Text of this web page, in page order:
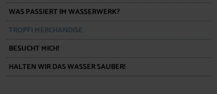
WAS PASSIERT IM WASSERWERK?
TROPFI MERCHANDISE
BESUCHT MICH!
HALTEN WIR DAS WASSER SAUBER!